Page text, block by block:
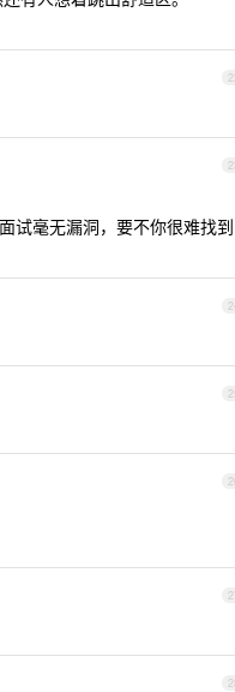
试毫无漏洞，要不你很难找到